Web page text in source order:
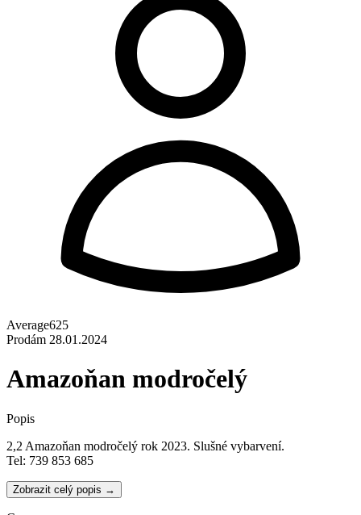
Average625
Prodám 28.01.2024
Amazoňan modročelý
Popis
2,2 Amazoňan modročelý rok 2023. Slušné vybarvení.
Tel: 739 853 685
Zobrazit celý popis →